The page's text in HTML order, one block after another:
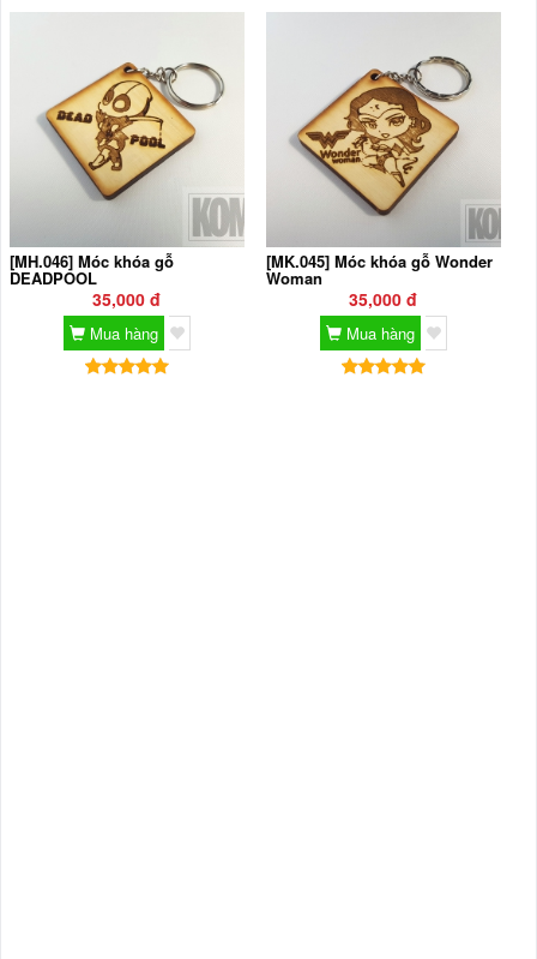
[MH.046] Móc khóa gỗ
DEADPOOL
35,000 đ
Mua hàng
[MK.045] Móc khóa gỗ Wonder
Woman
35,000 đ
Mua hàng